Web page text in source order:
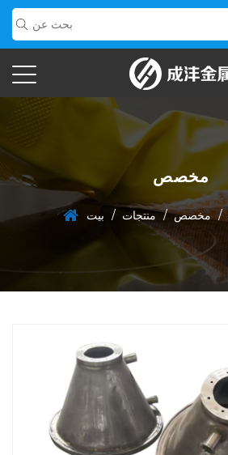
مخصص
بيت / منتجات / مخصص /